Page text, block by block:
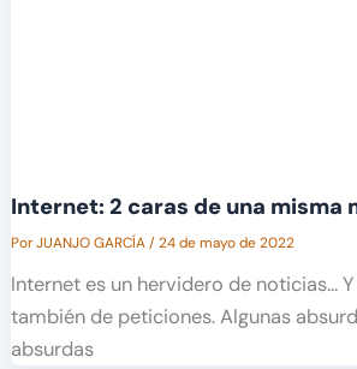
Internet: 2 caras de una misma
PorJUANJO GARCÍA/24 de mayo de 2022
Internet es un hervidero de noticias…
también de peticiones. Algunas
absurdas